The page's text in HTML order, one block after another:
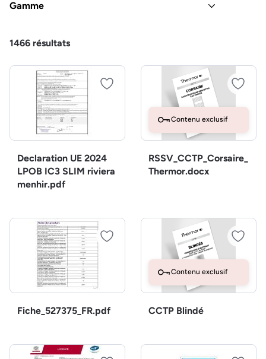
Gamme
1466 résultats
Declaration UE 2024
LPOB IC3 SLIM riviera
menhir.pdf
Contenu exclusif
RSSV_CCTP_Corsaire_
Thermor.docx
Fiche_527375_FR.pdf
Contenu exclusif
CCTP Blindé